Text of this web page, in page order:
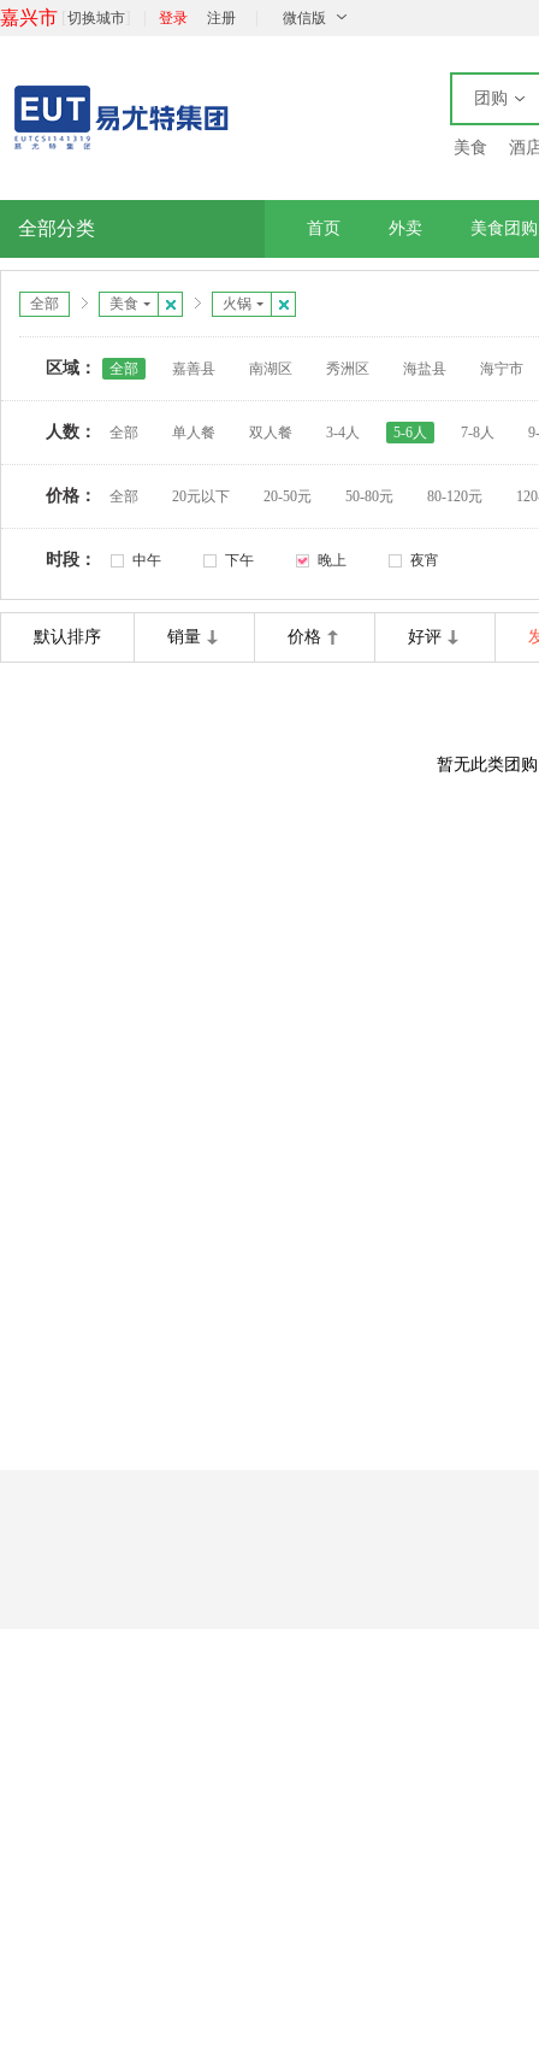
嘉兴市 切换城市 登录 注册 微信版
团购
美食 酒
全部分类 首页 外卖 美食团购
全部 美食 火锅
区域： 全部 嘉善县 南湖区 秀洲区 海盐县 海宁市
人数： 全部 单人餐 双人餐 3-4人 5-6人 7-8人
价格： 全部 20元以下 20-50元 50-80元 80-120元
时段： 中午 下午 晚上 夜宵
默认排序 销量 价格 好评
暂无此类团